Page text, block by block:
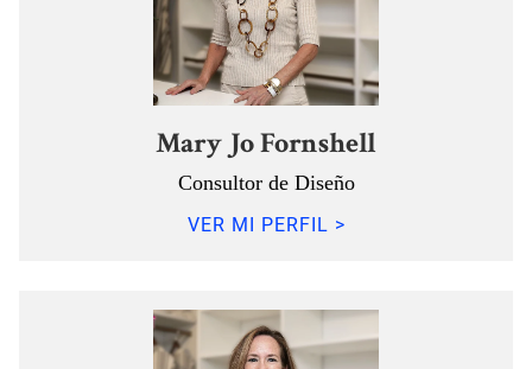
Mary Jo Fornshell
Consultor de Diseño
VER MI PERFIL >